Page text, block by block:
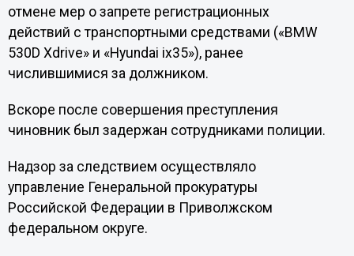
отмене мер о запрете регистрационных
действий с транспортными средствами («BMW
530D Xdrive» и «Hyundai ix35»), ранее
числившимися за должником.
Вскоре после совершения преступления
чиновник был задержан сотрудниками полиции.
Надзор за следствием осуществляло
управление Генеральной прокуратуры
Российской Федерации в Приволжском
федеральном округе.